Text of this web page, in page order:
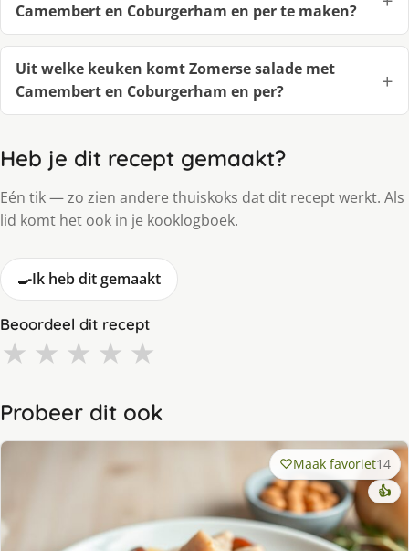
Camembert en Coburgerham en per te maken?
Uit welke keuken komt Zomerse salade met
Camembert en Coburgerham en per?
Heb je dit recept gemaakt?
Eén tik — zo zien andere thuiskoks dat dit recept werkt. Als
lid komt het ook in je kooklogboek.
🍳Ik heb dit gemaakt
Beoordeel dit recept
★ ★ ★ ★ ★
Probeer dit ook
Maak favoriet14
👍